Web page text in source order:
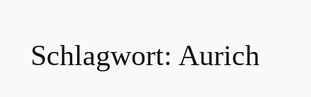
Schlagwort: Aurich